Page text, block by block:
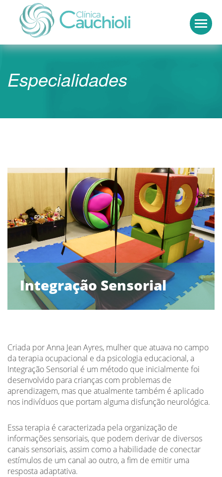
Clínica Cauchioli
Especialidades
Integração Sensorial
Criada por Anna Jean Ayres, mulher que atuava no campo
da terapia ocupacional e da psicologia educacional, a
Integração Sensorial é um método que inicialmente foi
desenvolvido para crianças com problemas de
aprendizagem, mas que atualmente também é aplicado
nos indivíduos que portam alguma disfunção neurológica.
Essa terapia é caracterizada pela organização de
informações sensoriais, que podem derivar de diversos
canais sensoriais, assim como a habilidade de conectar
estímulos de um canal ao outro, a fim de emitir uma
resposta adaptativa.